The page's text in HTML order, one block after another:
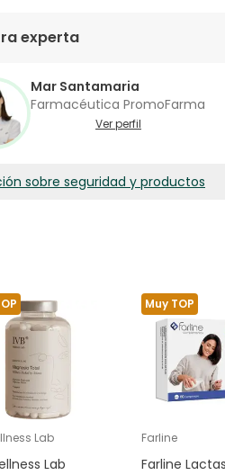
experta
Mar Santamaria
Farmacéutica PromoFarma
Ver perfil
sobre seguridad y productos
Lab
Lab
Muy TOP
Farline
Farline